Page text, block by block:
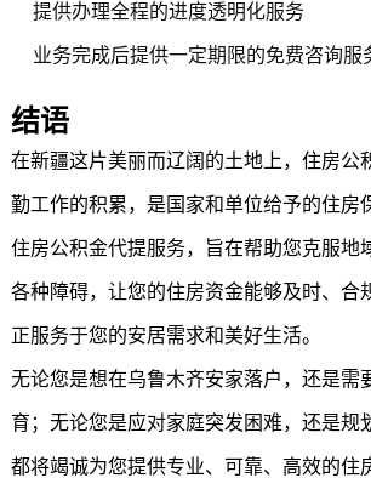
提供办理全程的进度透明化服务
业务完成后提供一定期限的免费咨询服
结语
在新疆这片美丽而辽阔的土地上，住房公
勤工作的积累，是国家和单位给予的住房
住房公积金代提服务，旨在帮助您克服地
各种障碍，让您的住房资金能够及时、合
正服务于您的安居需求和美好生活。
无论您是想在乌鲁木齐安家落户，还是需
育；无论您是应对家庭突发困难，还是规
都将竭诚为您提供专业、可靠、高效的住